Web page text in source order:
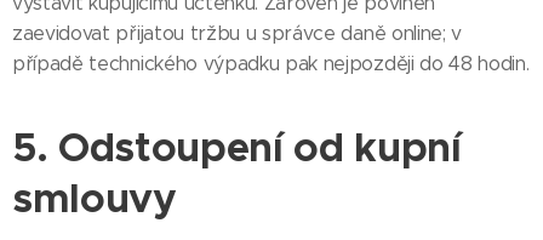
zaevidovat přijatou tržbu u správce daně online; v
případě technického výpadku pak nejpozději do 48 hodin.
5. Odstoupení od kupní
smlouvy